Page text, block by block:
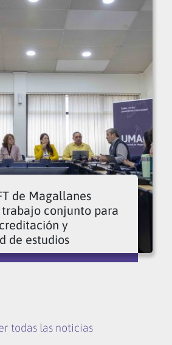
de Magallanes
conjunto para
y
de estudios
todas las noticias